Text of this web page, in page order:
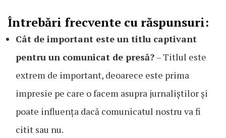
Întrebări frecvente cu răspunsuri:
Cât de important este un titlu captivant
pentru un comunicat de presă?– Titlul este
extrem de important, deoarece este prima
impresie pe care o facem asupra jurnaliștilor și
poate influența dacă comunicatul nostru va fi
citit sau nu.